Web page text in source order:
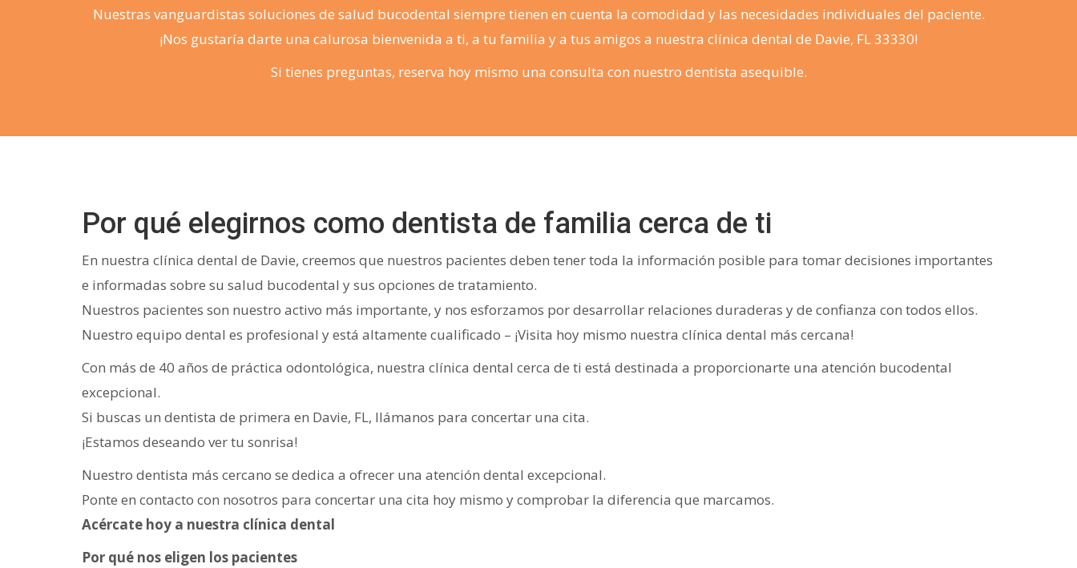
Nuestras vanguardistas soluciones de salud bucodental siempre tienen en cuenta la comodidad y las necesidades individuales del paciente.
¡Nos gustaría darte una calurosa bienvenida a ti, a tu familia y a tus amigos a nuestra clínica dental de Davie, FL 33330!
Si tienes preguntas, reserva hoy mismo una consulta con nuestro dentista asequible.
Por qué elegirnos como dentista de familia cerca de ti
En nuestra clínica dental de Davie, creemos que nuestros pacientes deben tener toda la información posible para tomar decisiones importantes
e informadas sobre su salud bucodental y sus opciones de tratamiento.
Nuestros pacientes son nuestro activo más importante, y nos esforzamos por desarrollar relaciones duraderas y de confianza con todos ellos.
Nuestro equipo dental es profesional y está altamente cualificado – ¡Visita hoy mismo nuestra clínica dental más cercana!
Con más de 40 años de práctica odontológica, nuestra clínica dental cerca de ti está destinada a proporcionarte una atención bucodental
excepcional.
Si buscas un dentista de primera en Davie, FL, llámanos para concertar una cita.
¡Estamos deseando ver tu sonrisa!
Nuestro dentista más cercano se dedica a ofrecer una atención dental excepcional.
Ponte en contacto con nosotros para concertar una cita hoy mismo y comprobar la diferencia que marcamos.
Acércate hoy a nuestra clínica dental
Por qué nos eligen los pacientes